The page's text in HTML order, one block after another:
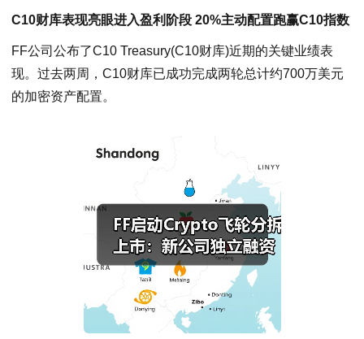
C10财库表现亮眼进入盈利阶段 20%主动配置跑赢C10指数
FF公司公布了C10 Treasury(C10财库)近期的关键业绩表
现。过去两周，C10财库已成功完成两轮总计约700万美元
的加密资产配置。